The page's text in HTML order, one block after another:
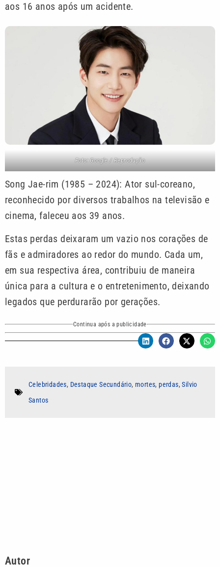
aos 16 anos após um acidente.
Foto: Google / Reprodução
Song Jae-rim (1985 – 2024): Ator sul-coreano,
reconhecido por diversos trabalhos na televisão e
cinema, faleceu aos 39 anos.
Estas perdas deixaram um vazio nos corações de
fãs e admiradores ao redor do mundo. Cada um,
em sua respectiva área, contribuiu de maneira
única para a cultura e o entretenimento, deixando
legados que perdurarão por gerações.
Continua após a publicidade
Celebridades, Destaque Secundário, mortes, perdas,Silvio
Santos